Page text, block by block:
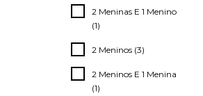
2 Meninas E 1 Menino
(1)
2 Meninos (3)
2 Meninos E 1 Menina
(1)